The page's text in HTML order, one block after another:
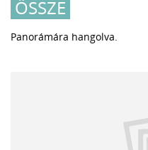
ÖSSZE
Panorámára hangolva.